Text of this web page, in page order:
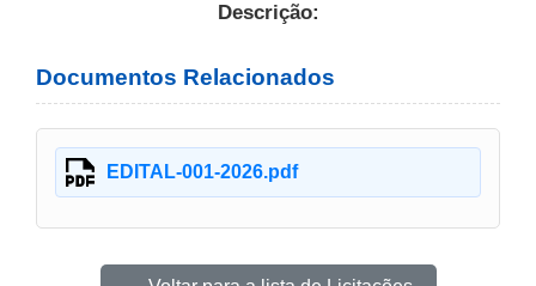
Descrição:
Documentos Relacionados
EDITAL-001-2026.pdf